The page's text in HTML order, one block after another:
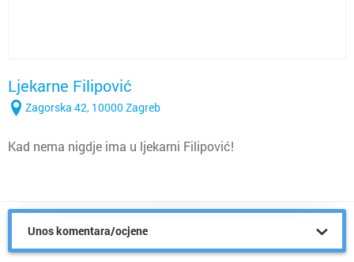
Ljekarne Filipović
Zagorska 42, 10000 Zagreb
Kad nema nigdje ima u ljekarni Filipović!
Unos komentara/ocjene